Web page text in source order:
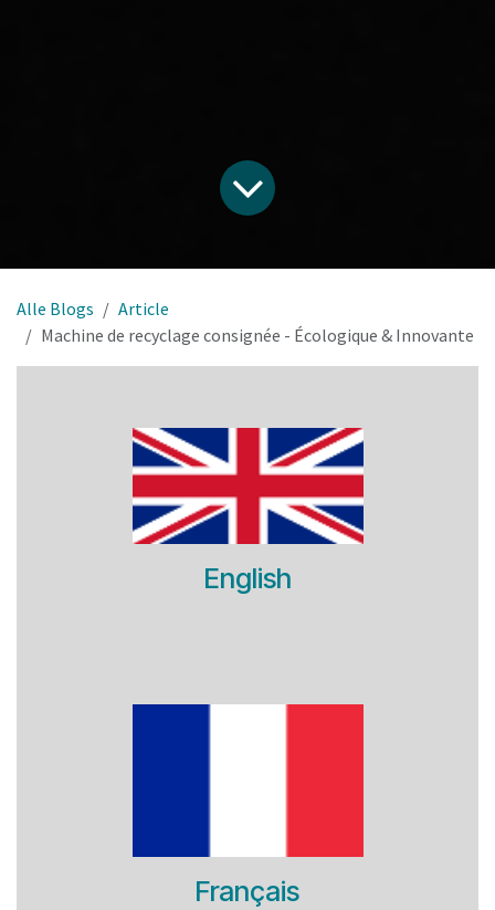
Alle Blogs
Article
Machine de recyclage consignée - Écologique & Innovante
English
Français